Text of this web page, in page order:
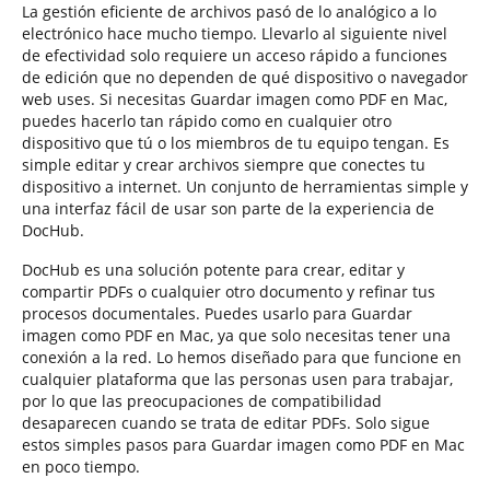
La gestión eficiente de archivos pasó de lo analógico a lo
electrónico hace mucho tiempo. Llevarlo al siguiente nivel
de efectividad solo requiere un acceso rápido a funciones
de edición que no dependen de qué dispositivo o navegador
web uses. Si necesitas Guardar imagen como PDF en Mac,
puedes hacerlo tan rápido como en cualquier otro
dispositivo que tú o los miembros de tu equipo tengan. Es
simple editar y crear archivos siempre que conectes tu
dispositivo a internet. Un conjunto de herramientas simple y
una interfaz fácil de usar son parte de la experiencia de
DocHub.
DocHub es una solución potente para crear, editar y
compartir PDFs o cualquier otro documento y refinar tus
procesos documentales. Puedes usarlo para Guardar
imagen como PDF en Mac, ya que solo necesitas tener una
conexión a la red. Lo hemos diseñado para que funcione en
cualquier plataforma que las personas usen para trabajar,
por lo que las preocupaciones de compatibilidad
desaparecen cuando se trata de editar PDFs. Solo sigue
estos simples pasos para Guardar imagen como PDF en Mac
en poco tiempo.